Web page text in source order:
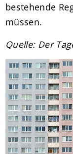
bestehende
müssen.
Quelle: Der